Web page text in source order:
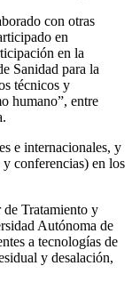
con otras
en
en la
Sanidad para la
técnicos y
humano”, entre
e internacionales, y
conferencias) en los
Tratamiento y
Autónoma de
a tecnologías de
y desalación,